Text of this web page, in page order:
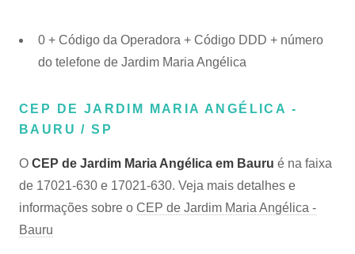
0 + Código da Operadora + Código DDD + número
do telefone de Jardim Maria Angélica
CEP DE JARDIM MARIA ANGÉLICA -
BAURU / SP
O CEP de Jardim Maria Angélica em Bauru é na faixa
de 17021-630 e 17021-630. Veja mais detalhes e
informações sobre o CEP de Jardim Maria Angélica -
Bauru